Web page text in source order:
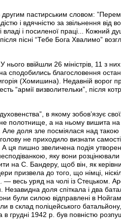
пастирським словом:
і вдячністю за звільнення від
владі і посиленої праці... Кожний
пісні “Тебе Бога Хвалимо”
ввійшли 26 міністрів, 11 з
сподобились благословення
(Хомишина). Недавній ворог
“армії визволительки”, після
в якому зобов’язує
полотнище, а на ньому вишита
. Але доля зле посміялася над такою
не приходило визнати
ця пишно звеличена подія
яку вони
на С. Бандеру, щоб він, як
призвела до того, що німці,
весь уряд на чолі із Стецьком.
Незавидна доля спіткала і два
були силою відправлені в
склад поліцейського
в грудні 1942 р. був повністю